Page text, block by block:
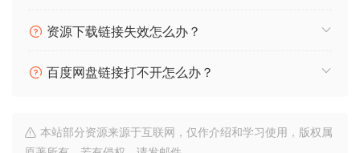
资源下载链接失效怎么办？
百度网盘链接打不开怎么办？
本站部分资源来源于互联网，仅作介绍和学习使用，版权属